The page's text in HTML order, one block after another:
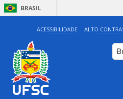
BRASIL
ACESSIBILIDADE ALTO